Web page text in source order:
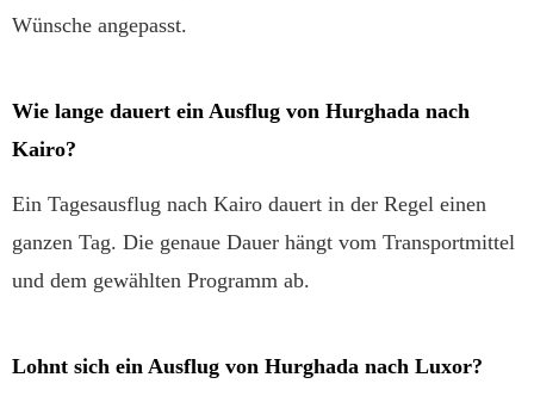
Wünsche angepasst.
Wie lange dauert ein Ausflug von Hurghada nach
Kairo?
Ein Tagesausflug nach Kairo dauert in der Regel einen
ganzen Tag. Die genaue Dauer hängt vom Transportmittel
und dem gewählten Programm ab.
Lohnt sich ein Ausflug von Hurghada nach Luxor?